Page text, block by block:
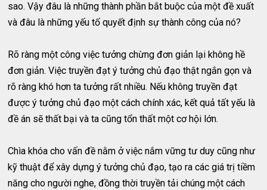
sao. Vậy đâu là những thành phần bắt buộc của một đề xuất
và đâu là những yếu tố quyết định sự thành công của nó?
Rõ ràng một công việc tưởng chừng đơn giản lại không hề
đơn giản. Việc truyền đạt ý tưởng chủ đạo thật ngắn gọn và
rõ ràng khó hơn ta tưởng rất nhiều. Nếu không truyền đạt
được ý tưởng chủ đạo một cách chính xác, kết quả tất yếu là
đề án sẽ thất bại và ta cũng tổn thất một cơ hội lớn.
Chìa khóa cho vấn đề nằm ở việc nắm vững tư duy cũng như
kỹ thuật để xây dựng ý tưởng chủ đạo, tạo ra các giá trị tiềm
năng cho người nghe, đồng thời truyền tải chúng một cách